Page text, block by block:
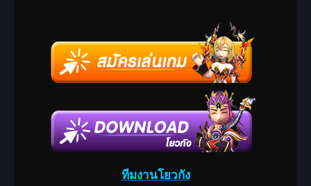
ทีมงานโยวกัง